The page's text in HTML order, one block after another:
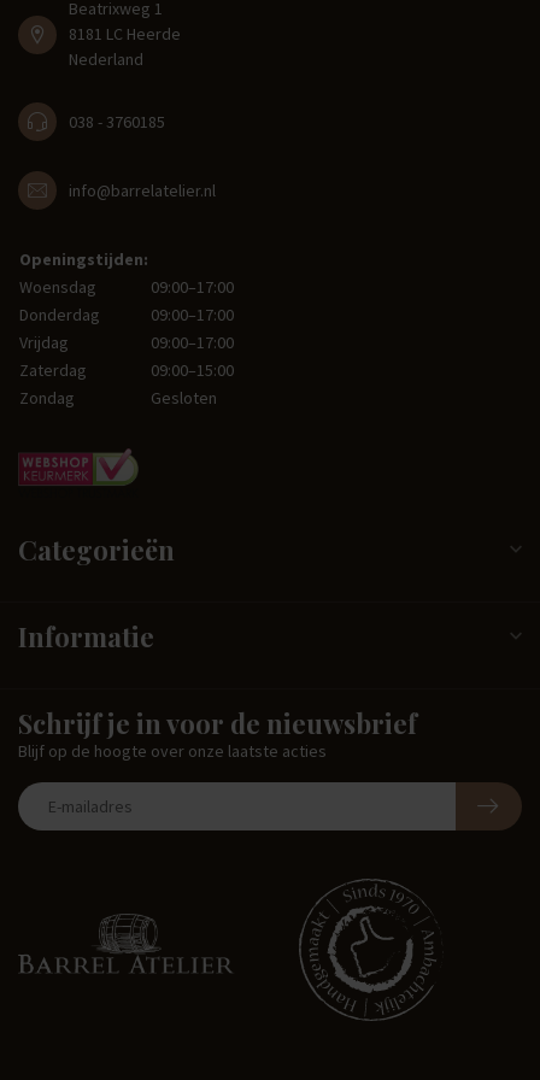
Beatrixweg 1
8181 LC Heerde
Nederland
038 - 3760185
info@barrelatelier.nl
Openingstijden:
Woensdag
09:00–17:00
Donderdag
09:00–17:00
Vrijdag
09:00–17:00
Zaterdag
09:00–15:00
Zondag
Gesloten
Categorieën
Informatie
Schrijf je in voor de nieuwsbrief
Blijf op de hoogte over onze laatste acties